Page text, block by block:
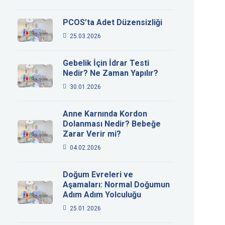
PCOS’ta Adet Düzensizliği
25.03.2026
Gebelik İçin İdrar Testi
Nedir? Ne Zaman Yapılır?
30.01.2026
Anne Karnında Kordon
Dolanması Nedir? Bebeğe
Zarar Verir mi?
04.02.2026
Doğum Evreleri ve
Aşamaları: Normal Doğumun
Adım Adım Yolculuğu
25.01.2026